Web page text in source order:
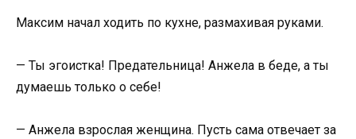
Максим начал ходить по кухне, размахивая руками.
— Ты эгоистка! Предательница! Анжела в беде, а ты
думаешь только о себе!
— Анжела взрослая женщина. Пусть сама отвечает за